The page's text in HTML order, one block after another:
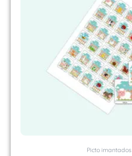
Picto imantados